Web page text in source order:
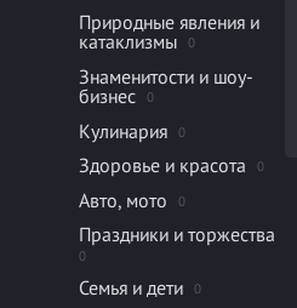
Природные явления и
катаклизмы
0
Знаменитости и шоу-
бизнес
0
Кулинария 0
Здоровье и красота 0
Авто, мото 0
Праздники и торжества
0
Семья и дети 0